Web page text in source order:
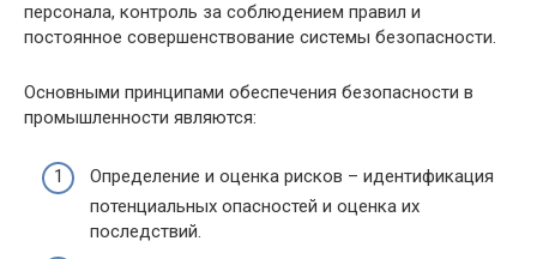
персонала, контроль за соблюдением правил и
постоянное совершенствование системы безопасности.
Основными принципами обеспечения безопасности в
промышленности являются:
Определение и оценка рисков – идентификация
потенциальных опасностей и оценка их
последствий.